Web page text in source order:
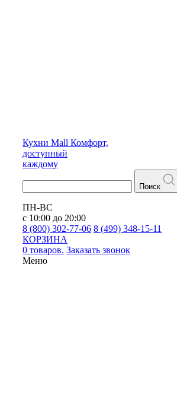
Кухни Mall Комфорт,
доступный
каждому
Поиск
ПН-ВС
с 10:00 до 20:00
8 (800) 302-77-06 8 (499) 348-15-11
КОРЗИНА
0 товаров. Заказать звонок
Меню